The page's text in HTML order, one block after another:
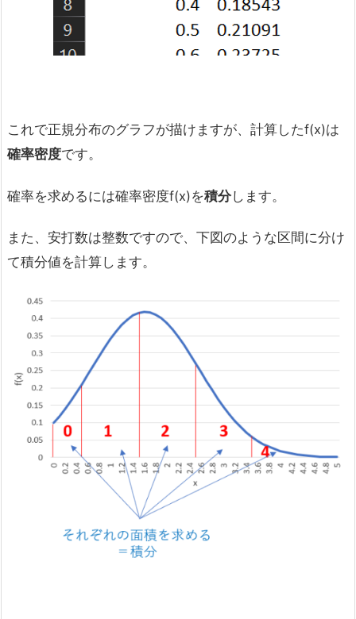
これで正規分布のグラフが描けますが、計算したf(x)は
確率密度です。
確率を求めるには確率密度f(x)を積分します。
また、安打数は整数ですので、下図のような区間に分け
て積分値を計算します。